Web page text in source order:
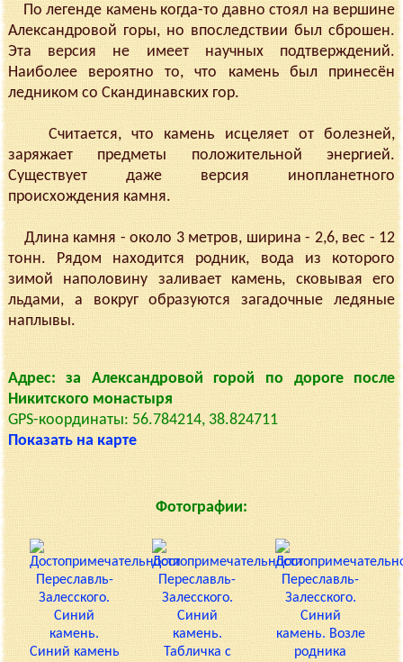
По легенде камень когда-то давно стоял на вершине
Александровой горы, но впоследствии был сброшен.
Эта версия не имеет научных подтверждений.
Наиболее вероятно то, что камень был принесён
ледником со Скандинавских гор.
Считается, что камень исцеляет от болезней,
заряжает предметы положительной энергией.
Существует даже версия инопланетного
происхождения камня.
Длина камня - около 3 метров, ширина - 2,6, вес - 12
тонн. Рядом находится родник, вода из которого
зимой наполовину заливает камень, сковывая его
льдами, а вокруг образуются загадочные ледяные
наплывы.
Адрес: за Александровой горой по дороге после
Никитского монастыря
GPS-координаты: 56.784214, 38.824711
Показать на карте
Фотографии: